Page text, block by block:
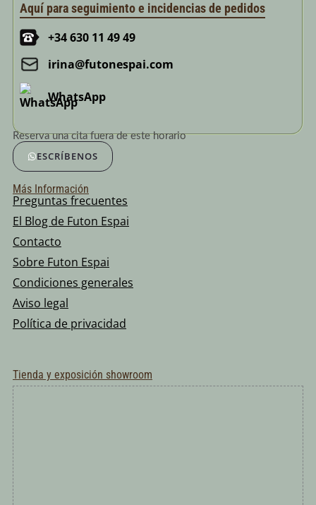
Aquí para seguimiento e incidencias de pedidos
+34 630 11 49 49
irina@futonespai.com
WhatsApp
Reserva una cita fuera de este horario
ESCRÍBENOS
Más Información
Preguntas frecuentes
El Blog de Futon Espai
Contacto
Sobre Futon Espai
Condiciones generales
Aviso legal
Política de privacidad
Tienda y exposición showroom